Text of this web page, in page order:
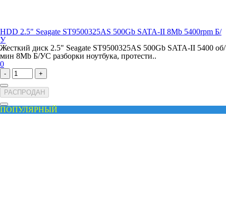
HDD 2.5" Seagate ST9500325AS 500Gb SATA-II 8Mb 5400rpm Б/
У
Жесткий диск 2.5" Seagate ST9500325AS 500Gb SATA-II 5400 об/
мин 8Mb Б/УС разборки ноутбука, протести..
0
- +
РАСПРОДАН
ПОПУЛЯРНЫЙ